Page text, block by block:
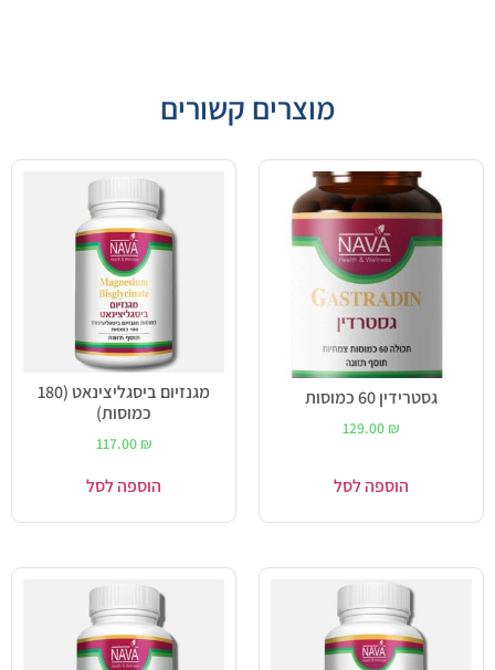
מוצרים קשורים
גסטרידין 60 כמוסות
129.00 ₪
הוספה לסל
מגנזיום ביסגליצינאט (180
כמוסות)
117.00 ₪
הוספה לסל